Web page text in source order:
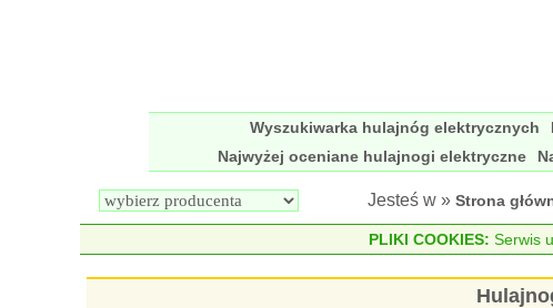
Wyszukiwarka hulajnóg elektrycznych
Najwyżej oceniane hulajnogi elektryczne
Jesteś w » Strona
PLIKI COOKIES: Serwis